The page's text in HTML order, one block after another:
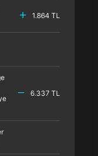
1.864 TL
6.337 TL